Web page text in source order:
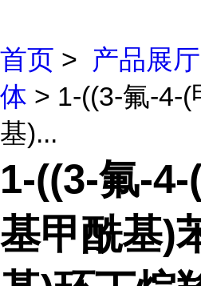
首页 > 产品展厅
体 > 1-((3-氟-4-
基)...
1-((3-氟-
基甲酰基)